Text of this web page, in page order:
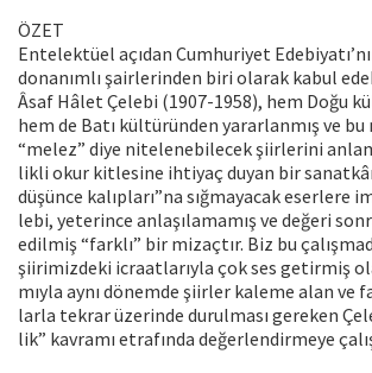
ÖZET
Entelektüel açıdan Cumhuriyet
donanımlı şairlerinden biri olarak kabul
Âsaf Hâlet Çelebi (1907-1958), hem Doğu
hem de Batı kültüründen yararlanmış ve bu
“melez” diye nitelenebilecek şiirlerini
likli okur kitlesine ihtiyaç duyan bir
düşünce kalıpları”na sığmayacak eserlere
lebi, yeterince anlaşılamamış ve değeri
edilmiş “farklı” bir mizaçtır. Biz bu
şiirimizdeki icraatlarıyla çok ses getirmiş
mıyla aynı dönemde şiirler kaleme alan ve
larla tekrar üzerinde durulması gereken
lik” kavramı etrafında değerlendirmeye